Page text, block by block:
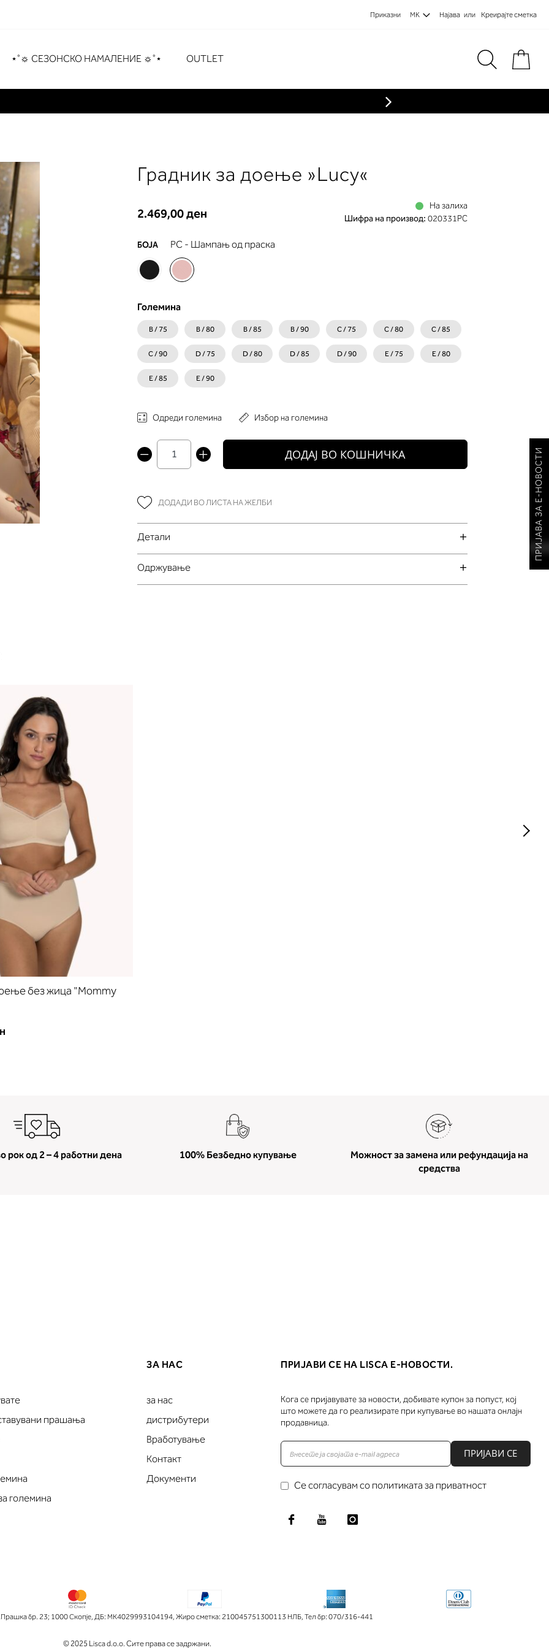
Приказни MK Најава Креирајте сметка
⋆˚☼ СЕЗОНСКО НАМАЛЕНИЕ ☼˚⋆ OUTLET
Градник за доење »Lucy«
2.469,00 ден
На залиха
Шифра на производ: 020331PC
БОЈА PC - Шампањ од праска
Големина
B / 75 B / 80 B / 85 B / 90 C / 75 C / 80 C / 85
C / 90 D / 75 D / 80 D / 85 D / 90 E / 75 E / 80
E / 85 E / 90
Одреди големина Избор на големина
ДОДАЈ ВО КОШНИЧКА
ДОДАДИ ВО ЛИСТА НА ЖЕЛБИ
Детали
Oдржување
без жица "Mommy
рок од 2 – 4 работни дена 100% Безбедно купување
Можност за замена или рефундација на
средства
прашања
големина
ЗА НАС
за нас
дистрибутери
Вработување
Контакт
Документи
ПРИЈАВИ СЕ НА LISCA Е-НОВОСТИ.
Кога се пријавувате за новости, добивате купон за попуст, кој
што можете да го реализирате при купување во нашата онлајн
продавница.
ПРИЈАВИ СЕ
Се согласувам со политиката за приватност
бр. 23; 1000 Скопје, ДБ: МК4029993104194, Жиро сметка: 210045751300113 НЛБ, Тел бр: 070/316-441
ПРИЈАВА ЗА Е-НОВОСТИ
© 2025 Lisca d.o.o. Сите права се задржани.